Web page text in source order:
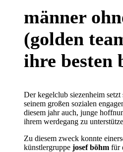
männer
(golden
ihre besten
Der kegelclub siezenheim setzt
seinem großen sozialen
diesem jahr auch, junge
ihrem werdegang zu
Zu diesem zweck konnte
künstlergruppe josef böhm für